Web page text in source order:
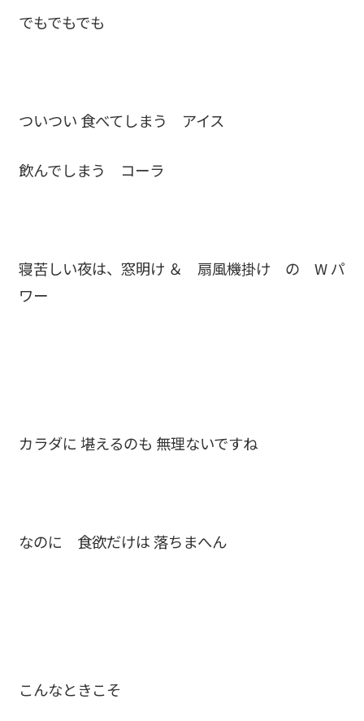
でもでもでも
ついつい 食べてしまう アイス
飲んでしまう コーラ
寝苦しい夜は、窓明け ＆ 扇風機掛け の W パ
ワー
カラダに 堪えるのも 無理ないですね
なのに 食欲だけは 落ちまへん
こんなときこそ